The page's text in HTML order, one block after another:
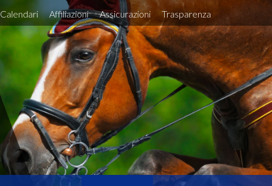
Calendari Affiliazioni Assicurazioni Trasparenza